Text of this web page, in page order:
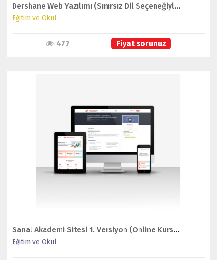
Dershane Web Yazılımı (Sınırsız Dil Seçeneğiyle)
Eğitim ve Okul
477 Fiyat sorunuz
İNCELE
Sanal Akademi Sitesi 1. Versiyon (Online Kurs Sistemi)
Eğitim ve Okul